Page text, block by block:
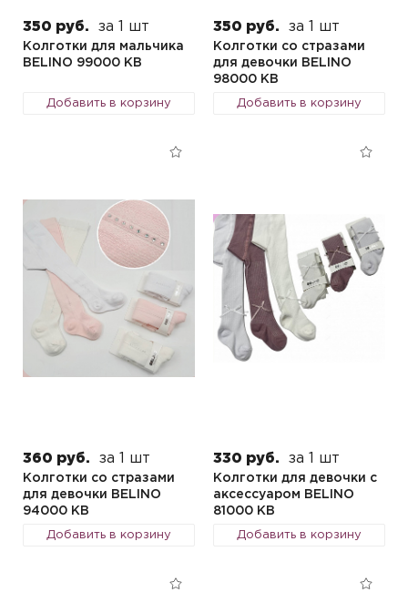
350 руб. за 1 шт
Колготки для мальчика
BELINO 99000 KB
Добавить в корзину
350 руб. за 1 шт
Колготки со стразами
для девочки BELINO
98000 KB
Добавить в корзину
360 руб. за 1 шт
Колготки со стразами
для девочки BELINO
94000 KB
Добавить в корзину
330 руб. за 1 шт
Колготки для девочки с
аксессуаром BELINO
81000 KB
Добавить в корзину